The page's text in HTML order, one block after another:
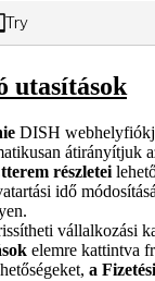
utasítások
DISH
átirányítjuk
részletei
idő
vállalkozási
elemre kattintva
a